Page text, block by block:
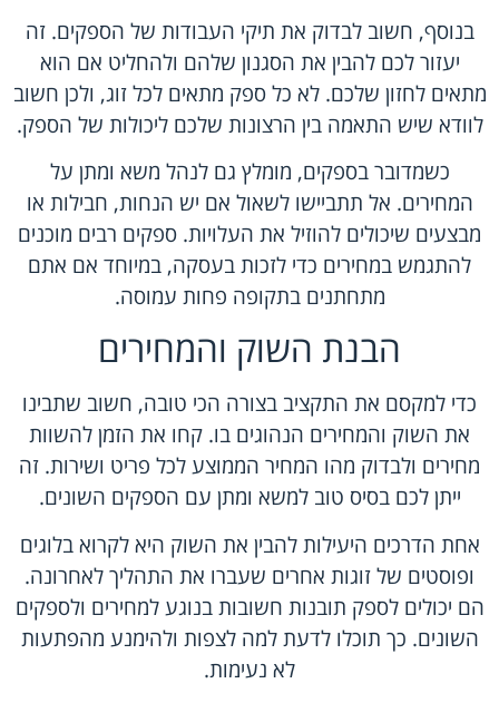
בנוסף, חשוב לבדוק את תיקי העבודות של הספקים. זה
יעזור לכם להבין את הסגנון שלהם ולהחליט אם הוא
מתאים לחזון שלכם. לא כל ספק מתאים לכל זוג, ולכן חשוב
לוודא שיש התאמה בין הרצונות שלכם ליכולות של הספק.
כשמדובר בספקים, מומלץ גם לנהל משא ומתן על
המחירים. אל תתביישו לשאול אם יש הנחות, חבילות או
מבצעים שיכולים להוזיל את העלויות. ספקים רבים מוכנים
להתגמש במחירים כדי לזכות בעסקה, במיוחד אם אתם
מתחתנים בתקופה פחות עמוסה.
הבנת השוק והמחירים
כדי למקסם את התקציב בצורה הכי טובה, חשוב שתבינו
את השוק והמחירים הנהוגים בו. קחו את הזמן להשוות
מחירים ולבדוק מהו המחיר הממוצע לכל פריט ושירות. זה
ייתן לכם בסיס טוב למשא ומתן עם הספקים השונים.
אחת הדרכים היעילות להבין את השוק היא לקרוא בלוגים
ופוסטים של זוגות אחרים שעברו את התהליך לאחרונה.
הם יכולים לספק תובנות חשובות בנוגע למחירים ולספקים
השונים. כך תוכלו לדעת למה לצפות ולהימנע מהפתעות
לא נעימות.